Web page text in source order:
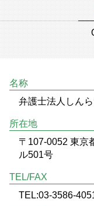
名称
弁護士法人しん
所在地
〒107-0052 東京
ル501号
TEL/FAX
TEL:03-3586-